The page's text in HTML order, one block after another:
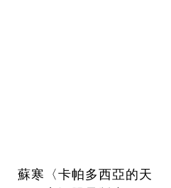
蘇寒〈卡帕多西亞的天